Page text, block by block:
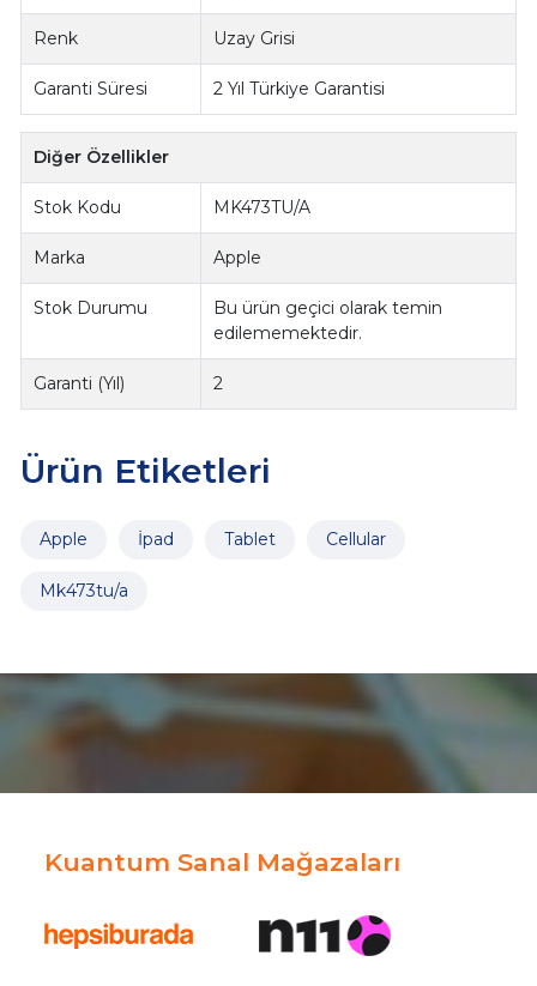
Renk Uzay Grisi
Garanti Süresi 2 Yıl Türkiye Garantisi
Diğer Özellikler
Stok Kodu MK473TU/A
Marka Apple
Stok Durumu
Bu ürün geçici olarak temin
edilememektedir.
Garanti (Yıl) 2
Ürün Etiketleri
Apple İpad Tablet Cellular
Mk473tu/a
Kuantum Sanal Mağazaları